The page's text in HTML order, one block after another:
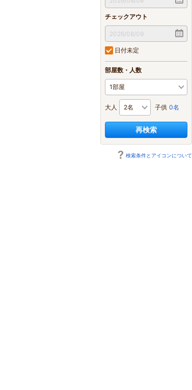
チェックアウト
日付未定
部屋数・人数
大人 子供 0名
再検索
検索条件とアイコンについて
の立地で、船の往来や海岸沿いの夜景が絶景です。